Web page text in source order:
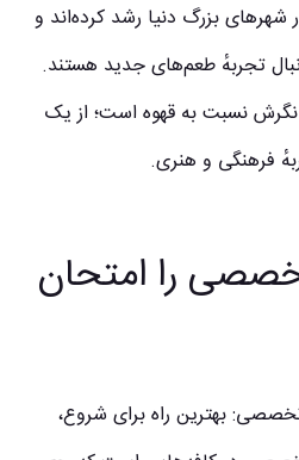
بزرگ دنیا رشد کرده‌اند و
تجربهٔ طعم‌های جدید هستند.
نگرش نسبت به قهوه است؛ از یک
فرهنگی و هنری.
را امتحان
تخصصی:بهترین راه برای شروع،